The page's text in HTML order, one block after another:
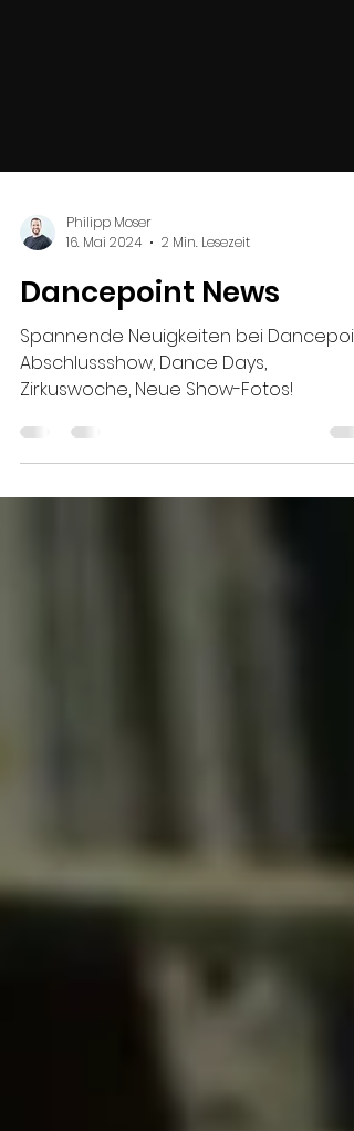
Philipp Moser
16. Mai 2024
2 Min. Lesezeit
Dancepoint News
Spannende Neuigkeiten bei
Abschlussshow, Dance Days,